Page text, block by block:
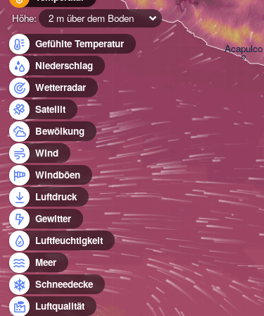
Höhe:
2 m über dem Boden
Gefühlte Temperatur
Niederschlag
Wetterradar
Satellit
Bewölkung
Wind
Windböen
Luftdruck
Gewitter
Luftfeuchtigkeit
Meer
Schneedecke
Luftqualität
Acapulco